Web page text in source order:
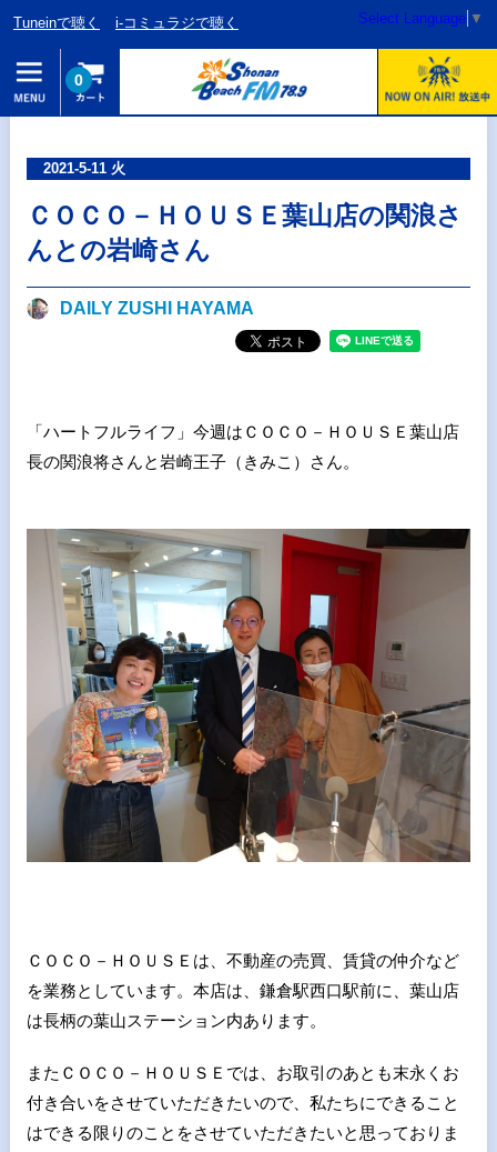
Tuneinで聴く i-コミュラジで聴く Select Language ▼
0
2021-5-11 火
ＣＯＣＯ－ＨＯＵＳＥ葉山店の関浪さ
んとの岩崎さん
DAILY ZUSHI HAYAMA
「ハートフルライフ」今週はＣＯＣＯ－ＨＯＵＳＥ葉山店
長の関浪将さんと岩崎王子（きみこ）さん。
ＣＯＣＯ－ＨＯＵＳＥは、不動産の売買、賃貸の仲介など
を業務としています。本店は、鎌倉駅西口駅前に、葉山店
は長柄の葉山ステーション内あります。
またＣＯＣＯ－ＨＯＵＳＥでは、お取引のあとも末永くお
付き合いをさせていただきたいので、私たちにできること
はできる限りのことをさせていただきたいと思っておりま